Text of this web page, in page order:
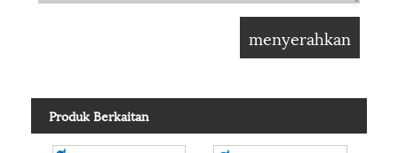
Produk Berkaitan